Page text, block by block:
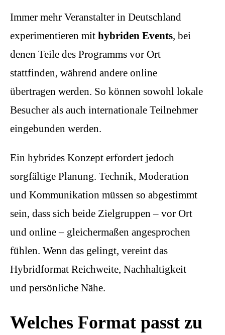
Immer mehr Veranstalter in Deutschland
experimentieren mit hybriden Events, bei
denen Teile des Programms vor Ort
stattfinden, während andere online
übertragen werden. So können sowohl lokale
Besucher als auch internationale Teilnehmer
eingebunden werden.
Ein hybrides Konzept erfordert jedoch
sorgfältige Planung. Technik, Moderation
und Kommunikation müssen so abgestimmt
sein, dass sich beide Zielgruppen – vor Ort
und online – gleichermaßen angesprochen
fühlen. Wenn das gelingt, vereint das
Hybridformat Reichweite, Nachhaltigkeit
und persönliche Nähe.
Welches Format passt zu